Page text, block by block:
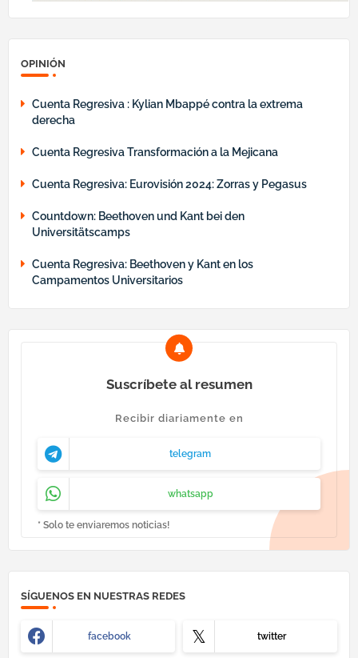
OPINIÓN
Cuenta Regresiva : Kylian Mbappé contra la extrema
derecha
Cuenta Regresiva Transformación a la Mejicana
Cuenta Regresiva: Eurovisión 2024: Zorras y Pegasus
Countdown: Beethoven und Kant bei den
Universitätscamps
Cuenta Regresiva: Beethoven y Kant en los
Campamentos Universitarios
Suscríbete al resumen
Recibir diariamente en
telegram
whatsapp
* Solo te enviaremos noticias!
SÍGUENOS EN NUESTRAS REDES
facebook twitter